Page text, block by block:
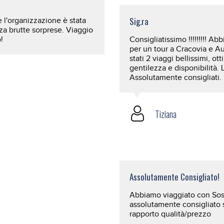
l'organizzazione è stata
brutte sorprese. Viaggio
Sig.ra
Consigliatissimo !!!!!!!!!
per un tour a Cracovia e
stati 2 viaggi bellissimi,
gentilezza e disponibilità.
Assolutamente consigliati.
Tiziana
Assolutamente Consigliato!
Abbiamo viaggiato con
assolutamente
rapporto qualità/prezzo